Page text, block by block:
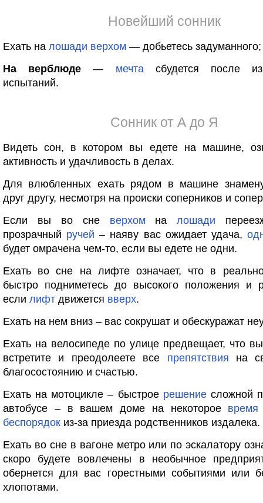
Новейший сонник
Ехать на лошади верхом — добьетесь задуманного;
На верблюде — мечтасбудется после
испытаний.
Сонник от А до Я
Видеть сон, в котором вы едете на машине,
активность и удачливость в делах.
Для влюбленных ехать рядом в машине
друг другу, несмотря на происки соперников и
Если вы во сне верхомналошади
прозрачный ручей – наяву вас ожидает удача,
будет омрачена чем-то, если вы едете не одни.
Ехать во сне на лифте означает, что в
быстро подниметесь до высокого положения и
если лифт движется вверх.
Ехать на нем вниз – вас сокрушат и обескуражат
Ехать на велосипеде по улице предвещает, что
встретите и преодолеете все препятствия на
благосостоянию и счастью.
Ехать на мотоцикле – быстрое решениесложной
автобусе – в вашем доме на некоторое время
беспорядок из-за приезда родственников издалека.
Ехать во сне в вагоне метро или по эскалатору
скоро будете вовлечены в необычное
обернется для вас горестными событиями или
хлопотами.